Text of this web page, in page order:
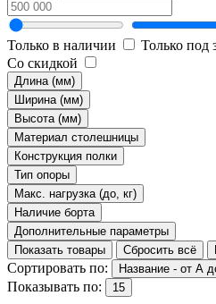
Только в наличии Только под
Со скидкой
Длина (мм)
Ширина (мм)
Высота (мм)
Материал столешницы
Конструкция полки
Тип опоры
Макс. нагрузка (до, кг)
Наличие борта
Дополнительные параметры
Показать товары
Сбросить всё
Сортировать по: Название - от А
Показывать по: 15